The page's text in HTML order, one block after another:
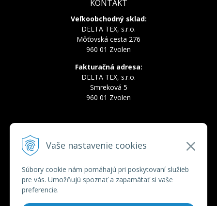
Vaše nastavenie cookies
Súbory cookie nám pomáhajú pri poskytovaní služieb
pre vás. Umožňujú spoznať a zapamätať si vaše
preferencie.
KONTAKT
Veľkoobchodný sklad:
DELTA TEX, s.r.o.
Môťovská cesta 276
960 01 Zvolen
Fakturačná adresa:
DELTA TEX, s.r.o.
Smreková 5
960 01 Zvolen
Tel.:+421 910 228 822
E-mail: deltatex@deltatex.sk
VŠETKO O NÁKUPE